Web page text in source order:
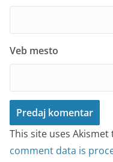
Veb mesto
This site uses
comment data is